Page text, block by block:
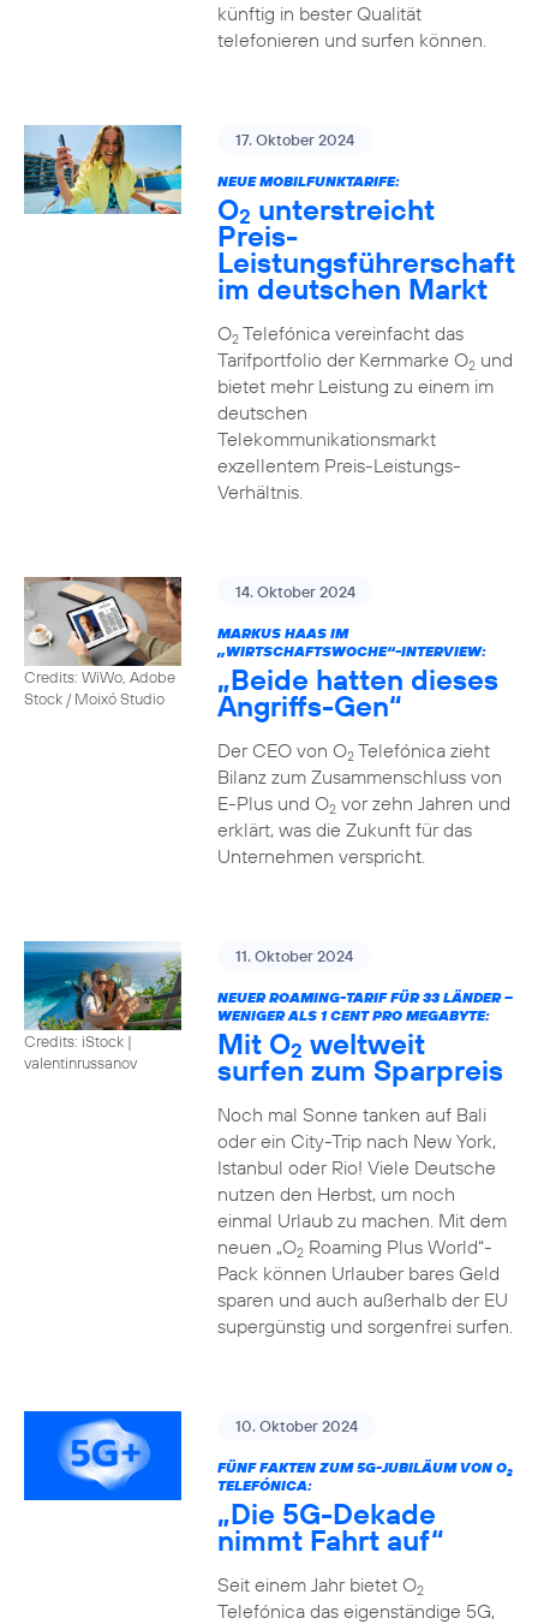
künftig in bester Qualität
telefonieren und surfen können.
17. Oktober 2024
NEUE MOBILFUNKTARIFE:
O2 unterstreicht
Preis-
Leistungsführerschaft
im deutschen Markt
O2Telefónica vereinfacht das
Tarifportfolio der Kernmarke O2und
bietet mehr Leistung zu einem im
deutschen
Telekommunikationsmarkt
exzellentem Preis-Leistungs-
Verhältnis.
Credits: WiWo, Adobe
Stock / Moixó Studio
14. Oktober 2024
MARKUS HAAS IM
„WIRTSCHAFTSWOCHE“-INTERVIEW:
„Beide hatten dieses
Angriffs-Gen“
Der CEO von O2Telefónica zieht
Bilanz zum Zusammenschluss von
E-Plus und O2vor zehn Jahren und
erklärt, was die Zukunft für das
Unternehmen verspricht.
Credits: iStock |
valentinrussanov
11. Oktober 2024
NEUER ROAMING-TARIF FÜR 33 LÄNDER –
WENIGER ALS 1 CENT PRO MEGABYTE:
Mit O2 weltweit
surfen zum Sparpreis
Noch mal Sonne tanken auf Bali
oder ein City-Trip nach New York,
Istanbul oder Rio! Viele Deutsche
nutzen den Herbst, um noch
einmal Urlaub zu machen. Mit dem
neuen „O2Roaming Plus World“-
Pack können Urlauber bares Geld
sparen und auch außerhalb der EU
supergünstig und sorgenfrei surfen.
10. Oktober 2024
FÜNF FAKTEN ZUM 5G-JUBILÄUM VON O2
TELEFÓNICA:
„Die 5G-Dekade
nimmt Fahrt auf“
Seit einem Jahr bietet O2
Telefónica das eigenständige 5G,